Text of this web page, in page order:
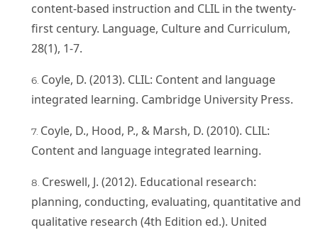
content-based instruction and CLIL in the twenty-
first century. Language, Culture and Curriculum,
28(1), 1-7.
Coyle, D. (2013). CLIL: Content and language
integrated learning. Cambridge University Press.
Coyle, D., Hood, P., & Marsh, D. (2010). CLIL:
Content and language integrated learning.
Creswell, J. (2012). Educational research:
planning, conducting, evaluating, quantitative and
qualitative research (4th Edition ed.). United